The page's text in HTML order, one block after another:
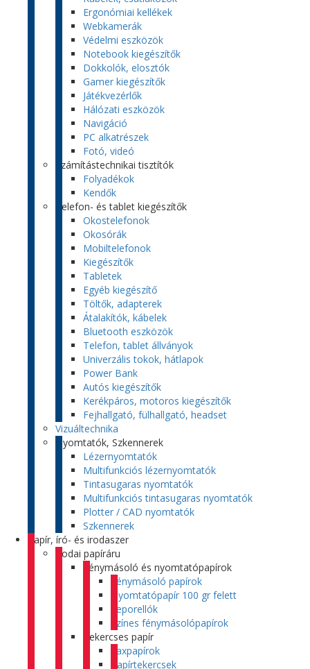
Ergonómiai kellékek
Webkamerák
Védelmi eszközök
Notebook kiegészítők
Dokkolók, elosztók
Gamer kiegészítők
Játékvezérlők
Hálózati eszközök
Navigáció
PC alkatrészek
Fotó, videó
Számítástechnikai tisztítók
Folyadékok
Kendők
Telefon- és tablet kiegészítők
Okostelefonok
Okosórák
Mobiltelefonok
Kiegészítők
Tabletek
Egyéb kiegészítő
Töltők, adapterek
Átalakítók, kábelek
Bluetooth eszközök
Telefon, tablet állványok
Univerzális tokok, hátlapok
Power Bank
Autós kiegészítők
Kerékpáros, motoros kiegészítők
Fejhallgató, fülhallgató, headset
Vizuáltechnika
Nyomtatók, Szkennerek
Lézernyomtatók
Multifunkciós lézernyomtatók
Tintasugaras nyomtatók
Multifunkciós tintasugaras nyomtatók
Plotter / CAD nyomtatók
Szkennerek
Papír, író- és irodaszer
Irodai papíráru
Fénymásoló és nyomtatópapírok
Fénymásoló papírok
Nyomtatópapír 100 gr felett
Leporellók
Színes fénymásolópapírok
Tekercses papír
Faxpapírok
Papírtekercsek